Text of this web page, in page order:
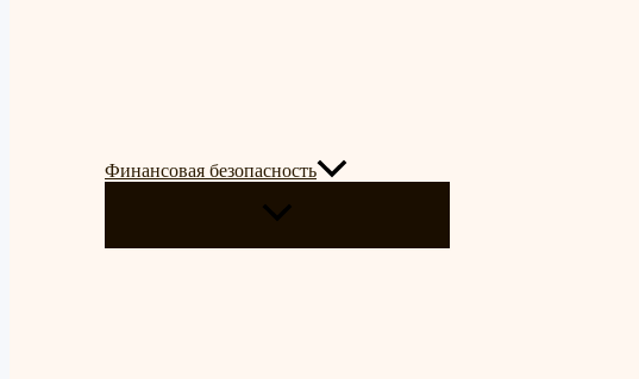
Финансовая безопасность
ПЕРЕКЛЮЧАТЕЛЬ
МЕНЮ